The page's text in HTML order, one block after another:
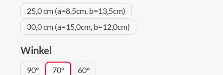
25,0 cm (a=8,5cm, b=13,5cm)
30,0 cm (a=15,0cm, b=12,0cm)
Winkel
90° 70° 60°